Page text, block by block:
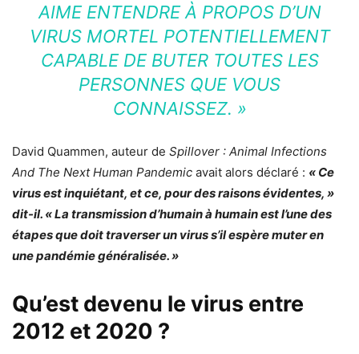
AIME ENTENDRE À PROPOS D’UN
VIRUS MORTEL POTENTIELLEMENT
CAPABLE DE BUTER TOUTES LES
PERSONNES QUE VOUS
CONNAISSEZ. »
David Quammen, auteur de Spillover : Animal Infections
And The Next Human Pandemic avait alors déclaré : « Ce
virus est inquiétant, et ce, pour des raisons évidentes, »
dit-il. « La transmission d’humain à humain est l’une des
étapes que doit traverser un virus s’il espère muter en
une pandémie généralisée. »
Qu’est devenu le virus entre
2012 et 2020 ?